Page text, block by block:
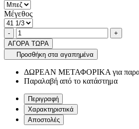
Μέγεθος
Ποσότητα
-product.increase.quantity +
ΑΓΟΡΑ ΤΩΡΑ
Προσθήκη στα αγαπημένα
ΔΩΡΕΑΝ ΜΕΤΑΦΟΡΙΚΑ για
Παραλαβή από το κατάστημα
Περιγραφή
Χαρακτηριστικά
Αποστολές